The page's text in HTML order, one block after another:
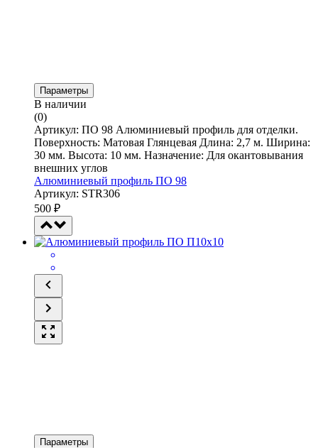
Параметры
В наличии
(0)
Артикул: ПО 98 Алюминиевый профиль для отделки.
Поверхность: Матовая Глянцевая Длина: 2,7 м. Ширина:
30 мм. Высота: 10 мм. Назначение: Для окантовывания
внешних углов
Алюминиевый профиль ПО 98
Артикул: STR306
500 ₽
Параметры